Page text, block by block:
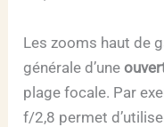
Les zooms haut de
générale d’une
plage focale. Par
f/2,8 permet